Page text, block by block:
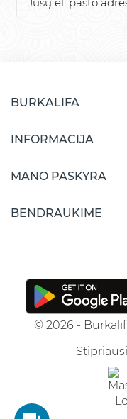
BURKALIFA
INFORMACIJA
MANO PASKYRA
BENDRAUKIME
© 2026 -